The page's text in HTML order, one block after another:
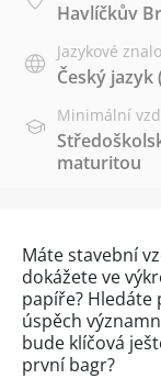
Havlíčkův
Jazykové
Český jazyk
Minimální
maturitou
Máte stavební
dokážete ve
papíře? Hledáte
úspěch
bude klíčová
první bagr?